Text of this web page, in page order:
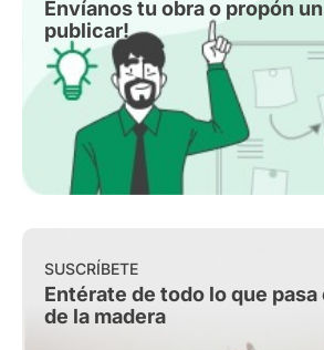
Envíanos tu obra o propón
publicar!
SUSCRÍBETE
Entérate de todo lo que pasa
de la madera